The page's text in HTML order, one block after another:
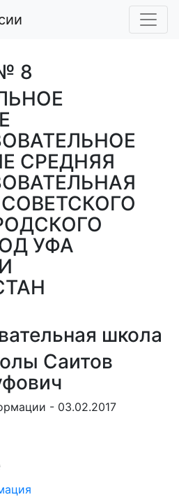
8
СРЕДНЯЯ
УФА
школа
Саитов
- 03.02.2017